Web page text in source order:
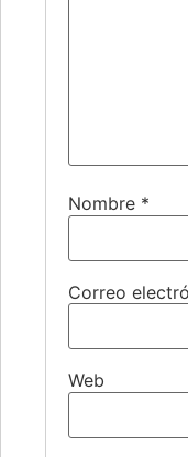
Nombre *
Correo
Web